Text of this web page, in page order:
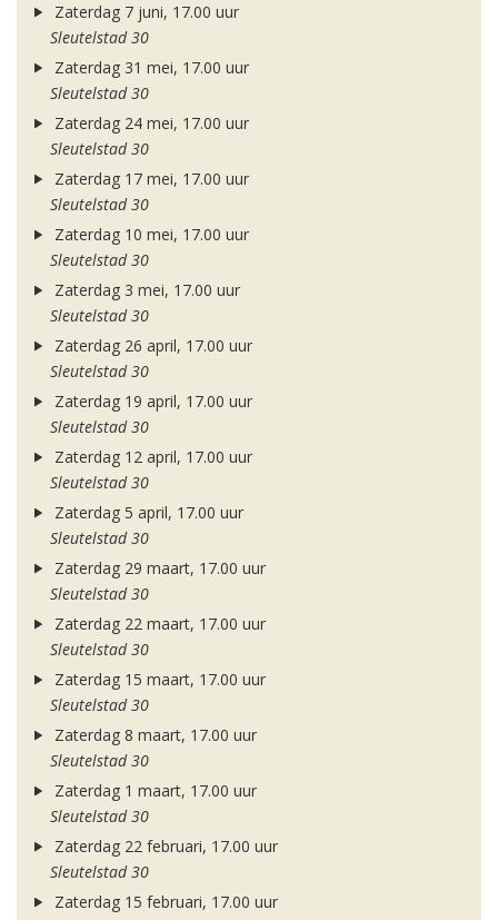
Zaterdag 7 juni, 17.00 uur
Sleutelstad 30
Zaterdag 31 mei, 17.00 uur
Sleutelstad 30
Zaterdag 24 mei, 17.00 uur
Sleutelstad 30
Zaterdag 17 mei, 17.00 uur
Sleutelstad 30
Zaterdag 10 mei, 17.00 uur
Sleutelstad 30
Zaterdag 3 mei, 17.00 uur
Sleutelstad 30
Zaterdag 26 april, 17.00 uur
Sleutelstad 30
Zaterdag 19 april, 17.00 uur
Sleutelstad 30
Zaterdag 12 april, 17.00 uur
Sleutelstad 30
Zaterdag 5 april, 17.00 uur
Sleutelstad 30
Zaterdag 29 maart, 17.00 uur
Sleutelstad 30
Zaterdag 22 maart, 17.00 uur
Sleutelstad 30
Zaterdag 15 maart, 17.00 uur
Sleutelstad 30
Zaterdag 8 maart, 17.00 uur
Sleutelstad 30
Zaterdag 1 maart, 17.00 uur
Sleutelstad 30
Zaterdag 22 februari, 17.00 uur
Sleutelstad 30
Zaterdag 15 februari, 17.00 uur